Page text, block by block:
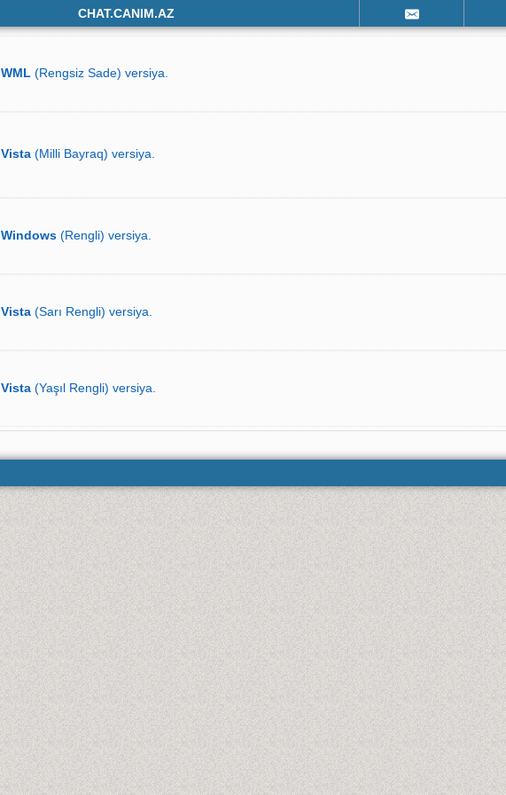
CHAT.CANIM.AZ
WML (Rengsiz Sade) versiya.
Vista (Milli Bayraq) versiya.
Windows (Rengli) versiya.
Vista (Sarı Rengli) versiya.
Vista (Yaşıl Rengli) versiya.